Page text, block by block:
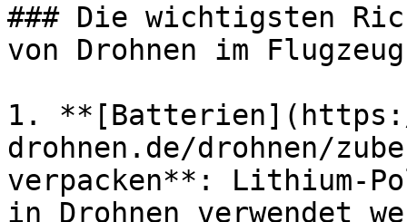
### Die wichtigsten
von Drohnen im
1.
drohnen.de/drohnen/
verpacken**: Lithium-
in Drohnen verwendet